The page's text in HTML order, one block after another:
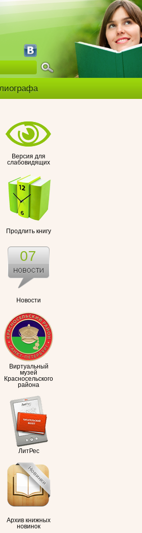
Версия для
слабовидящих
Продлить книгу
Новости
07
Виртуальный
музей
Красносельского
района
ЛитРес
Архив книжных
новинок